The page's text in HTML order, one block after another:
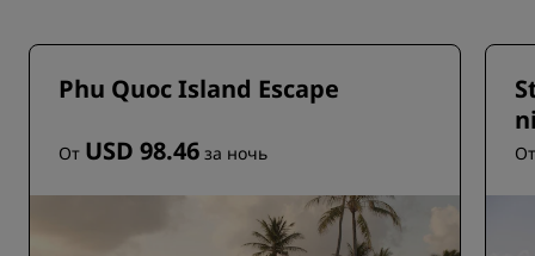
Phu Quoc Island Escape
От USD 98.46 за ночь